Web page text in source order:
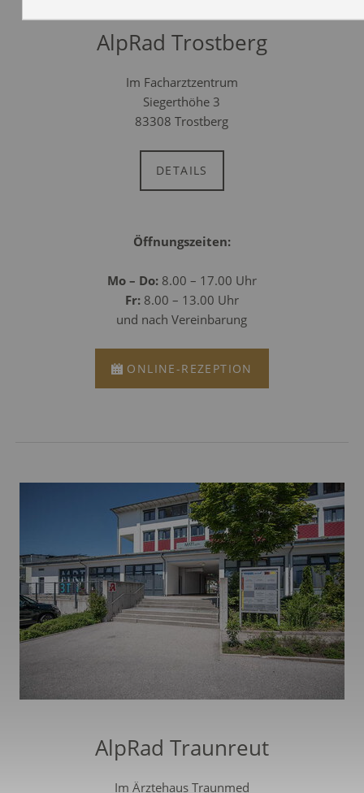
AlpRad Trostberg
Im Facharztzentrum
Siegerthöhe 3
83308 Trostberg
DETAILS
Öffnungszeiten:
Mo – Do:8.00 – 17.00 Uhr
Fr:8.00 – 13.00 Uhr
und nach Vereinbarung
ONLINE-REZEPTION
AlpRad Traunreut
Im Ärztehaus Traunmed